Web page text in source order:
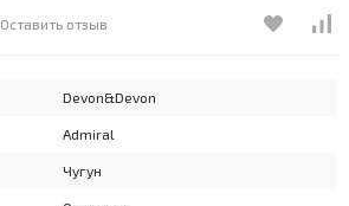
Оставить отзыв
Devon&Devon
Admiral
Чугун